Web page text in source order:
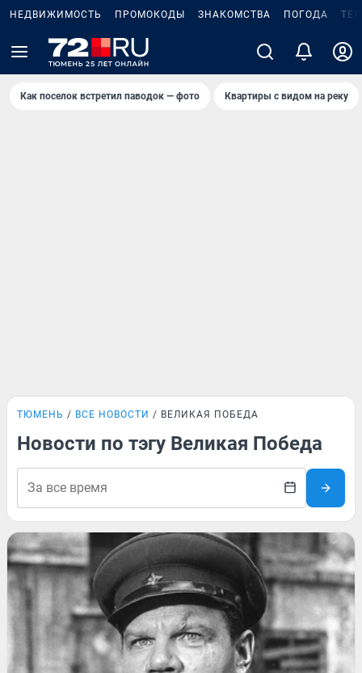
НЕДВИЖИМОСТЬ ПРОМОКОДЫ ЗНАКОМСТВА ПОГОДА
Как поселок встретил паводок — фото Квартиры с видом на реку
ТЮМЕНЬ ВСЕ НОВОСТИ ВЕЛИКАЯ ПОБЕДА
Новости по тэгу Великая Победа